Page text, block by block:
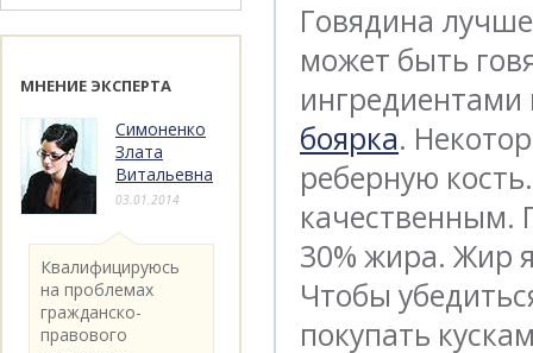
Говядина
может быть
боярка.
реберную
качественным.
30% жира. Жир
Чтобы
покупать
МНЕНИЕ ЭКСПЕРТА
Симоненко
Злата
Витальевна
03.01.2014
Квалифицируюсь
на проблемах
гражданско-
правового